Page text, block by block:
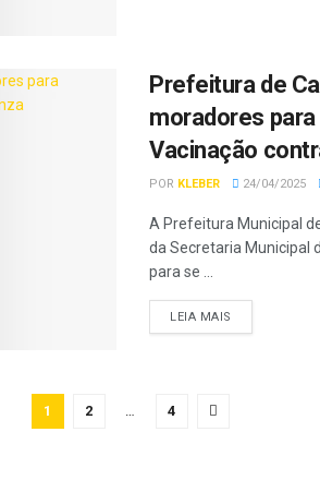
Prefeitura de
moradores
Vacinação
POR KLEBER 24/04/2025
A Prefeitura Municipal
da Secretaria Municipal
para se ...
LEIA MAIS
1 2 4